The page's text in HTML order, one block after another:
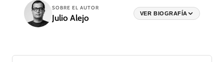
SOBRE EL AUTOR
Julio Alejo VER BIOGRAFÍA